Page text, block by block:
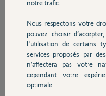
Chauffage
Autres produits
Réponses
Bonjour Yannick,
Faites une double coupure
roulants uniquement, coupure 2s,
remise sous tension. Ce n'est pas
notre trafic.
Nous respectons votre
pouvez choisir
l'utilisation de certains
services proposés par
n’affectera pas votre
cependant votre
optimale.